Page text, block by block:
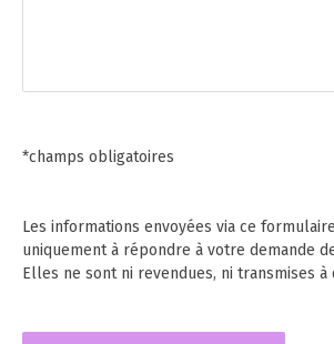
*champs obligatoires
Les informations envoyées via ce
uniquement à répondre à votre demande
Elles ne sont ni revendues, ni transmises à